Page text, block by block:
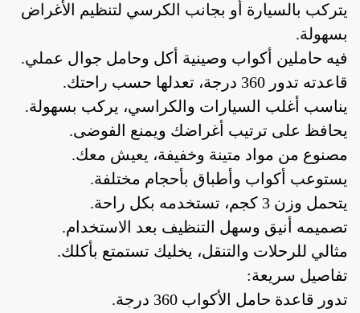
أدوات يدوية إصلاحات اضواء داخلية
يتركب بالسيارة أو بجانب الكرسي لتنظيم الأغراض
بسهولة.
فيه حاملين أكواب وصينية أكل وحامل جوال عملي.
قاعدته تدور 360 درجة، تعدلها حسب راحتك.
يناسب أغلب السيارات والكراسي، يركب بسهولة.
يحافظ على ترتيب أغراضك ويمنع الفوضى.
مصنوع من مواد متينة وخفيفة، يعيش معك.
يستوعب أكواب وأطباق بأحجام مختلفة.
يتحمل وزن 3 كجم، تستخدمه بكل راحة.
تصميمه أنيق وسهل التنظيف بعد الاستخدام.
مثالي للرحلات والتنقل، يخليك تستمتع بأكلك.
تفاصيل سريعة:
تدور قاعدة حامل الأكواب 360 درجة.